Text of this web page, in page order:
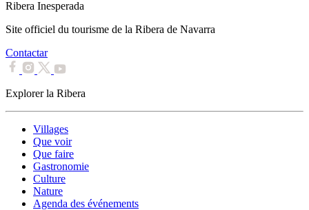
Ribera Inesperada
Site officiel du tourisme de la Ribera de Navarra
Contactar
Explorer la Ribera
Villages
Que voir
Que faire
Gastronomie
Culture
Nature
Agenda des événements